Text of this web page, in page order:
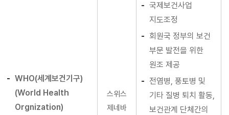
WHO(세계보건기구)
(World Health
Orgnization)
스위스
제네바
국제보건사업
지도조정
회원국 정부의 보건
부문 발전을 위한
원조 제공
전염병, 풍토병 및
기타 질병 퇴치 활동,
보건관계 단체간의